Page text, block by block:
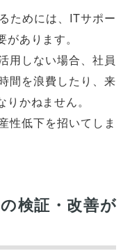
ためには、ITサポー
あります。
用しない場合、社員
間を浪費したり、来
かねません。
性低下を招いてしま
検証・改善が